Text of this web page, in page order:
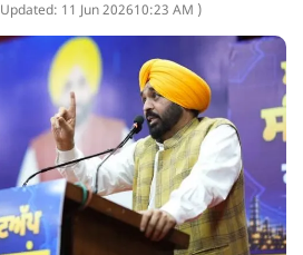
Updated: 11 Jun 202610:23 AM )